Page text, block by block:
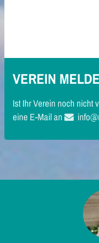
VEREIN
Ist Ihr Verein noch nicht
eine E-Mail an